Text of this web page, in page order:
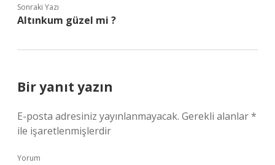
Sonraki Yazı
Altınkum güzel mi ?
Bir yanıt yazın
E-posta adresiniz yayınlanmayacak. Gerekli alanlar*
ile işaretlenmişlerdir
Yorum